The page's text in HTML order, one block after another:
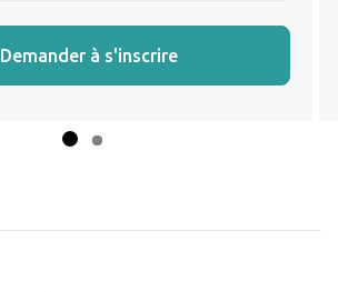
Demander à s'inscrire